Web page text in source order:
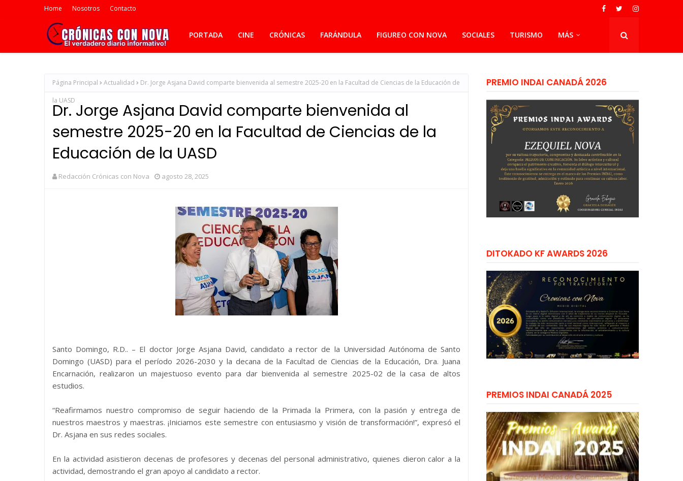
Home Nosotros Contacto
PORTADA CINE CRÓNICAS FARÁNDULA FIGUREO CON NOVA SOCIALES TURISMO MÁS
Página Principal Actualidad Dr. Jorge Asjana David comparte bienvenida al semestre 2025-20 en la Facultad de Ciencias de la Educación de
la UASD
Dr. Jorge Asjana David comparte bienvenida al
semestre 2025-20 en la Facultad de Ciencias de la
Educación de la UASD
Redacción Crónicas con Nova agosto 28, 2025
Santo Domingo, R.D.. – El doctor Jorge Asjana David, candidato a rector de la Universidad Autónoma de Santo
Domingo (UASD) para el período 2026-2030 y la decana de la Facultad de Ciencias de la Educación, Dra. Juana
Encarnación, realizaron un majestuoso evento para dar bienvenida al semestre 2025-02 de la casa de altos
estudios.
“Reafirmamos nuestro compromiso de seguir haciendo de la Primada la Primera, con la pasión y entrega de
nuestros maestros y maestras. ¡Iniciamos este semestre con entusiasmo y visión de transformación!”, expresó el
Dr. Asjana en sus redes sociales.
En la actividad asistieron decenas de profesores y decenas del personal administrativo, quienes dieron calor a la
actividad, demostrando el gran apoyo al candidato a rector.
PREMIO INDAI CANADÁ 2026
DITOKADO KF AWARDS 2026
PREMIOS INDAI CANADÁ 2025